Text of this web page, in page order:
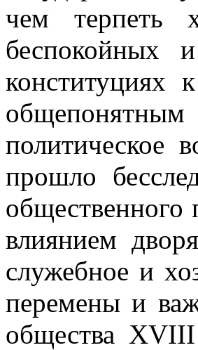
чем терпеть
беспокойных
конституциях
политическое
прошло
влиянием
служебное и
перемены и
общества